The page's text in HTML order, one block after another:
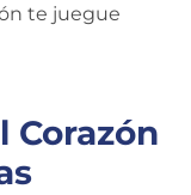
te juegue
Corazón